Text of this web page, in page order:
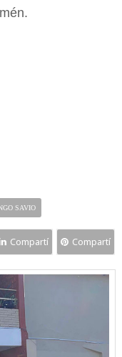
SAVIO
Compartí Compartí